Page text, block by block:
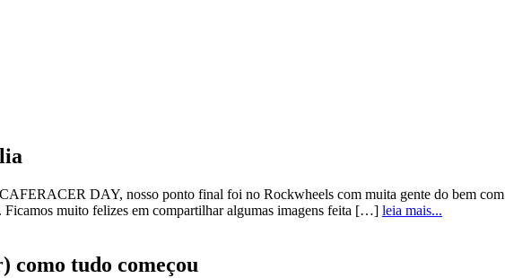
DAY, nosso ponto final foi no Rockwheels com muita gente do bem
muito felizes em compartilhar algumas imagens feita […] leia mais...
tudo começou